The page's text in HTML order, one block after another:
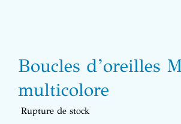
Boucles d’oreilles
multicolore
Rupture de stock